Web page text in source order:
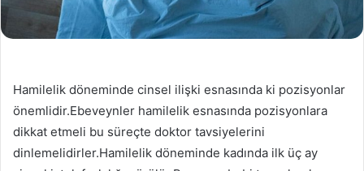
Hamilelik döneminde cinsel ilişki esnasında ki pozisyonlar
önemlidir.Ebeveynler hamilelik esnasında pozisyonlara
dikkat etmeli bu süreçte doktor tavsiyelerini
dinlemelidirler.Hamilelik döneminde kadında ilk üç ay